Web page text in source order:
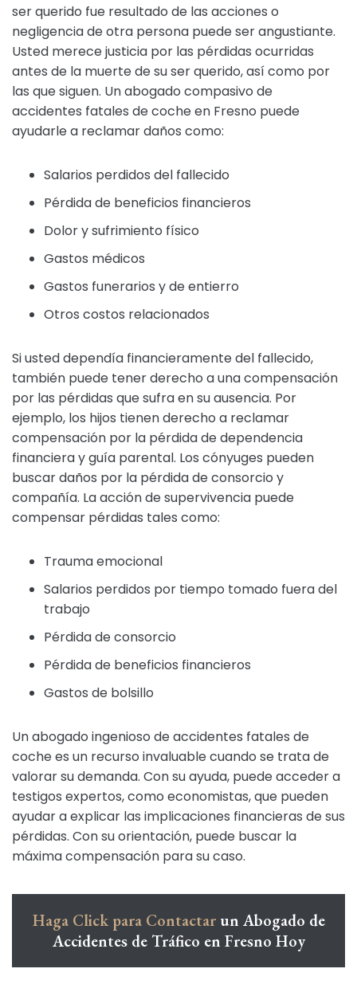
ser querido fue resultado de las acciones o
negligencia de otra persona puede ser angustiante.
Usted merece justicia por las pérdidas ocurridas
antes de la muerte de su ser querido, así como por
las que siguen. Un abogado compasivo de
accidentes fatales de coche en Fresno puede
ayudarle a reclamar daños como:
Salarios perdidos del fallecido
Pérdida de beneficios financieros
Dolor y sufrimiento físico
Gastos médicos
Gastos funerarios y de entierro
Otros costos relacionados
Si usted dependía financieramente del fallecido,
también puede tener derecho a una compensación
por las pérdidas que sufra en su ausencia. Por
ejemplo, los hijos tienen derecho a reclamar
compensación por la pérdida de dependencia
financiera y guía parental. Los cónyuges pueden
buscar daños por la pérdida de consorcio y
compañía. La acción de supervivencia puede
compensar pérdidas tales como:
Trauma emocional
Salarios perdidos por tiempo tomado fuera del
trabajo
Pérdida de consorcio
Pérdida de beneficios financieros
Gastos de bolsillo
Un abogado ingenioso de accidentes fatales de
coche es un recurso invaluable cuando se trata de
valorar su demanda. Con su ayuda, puede acceder a
testigos expertos, como economistas, que pueden
ayudar a explicar las implicaciones financieras de sus
pérdidas. Con su orientación, puede buscar la
máxima compensación para su caso.
Haga Click para Contactarun Abogado de
Accidentes de Tráfico en Fresno Hoy